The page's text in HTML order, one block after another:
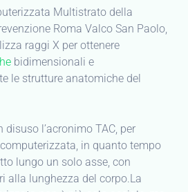
Multistrato della
Roma Valco San Paolo,
raggi X per ottenere
bidimensionali e
le strutture anatomiche del
disuso l’acronimo TAC, per
in quanto tempo
lungo un solo asse, con
alla lunghezza del corpo.La